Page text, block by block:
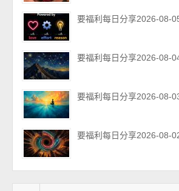
要福利每日分享2026-08-
要福利每日分享2026-08-
要福利每日分享2026-08-
要福利每日分享2026-08-